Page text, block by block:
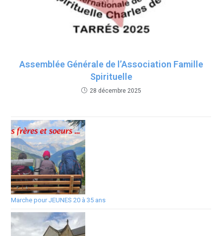
Assemblée Générale de l’Association Famille
Spirituelle
28 décembre 2025
Marche pour JEUNES 20 à 35 ans